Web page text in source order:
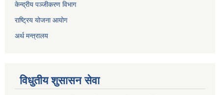
केन्द्रीय पञ्जीकरण विभाग
राष्ट्रिय योजना आयोग
अर्थ मन्त्रालय
विधुतीय शुसासन सेवा